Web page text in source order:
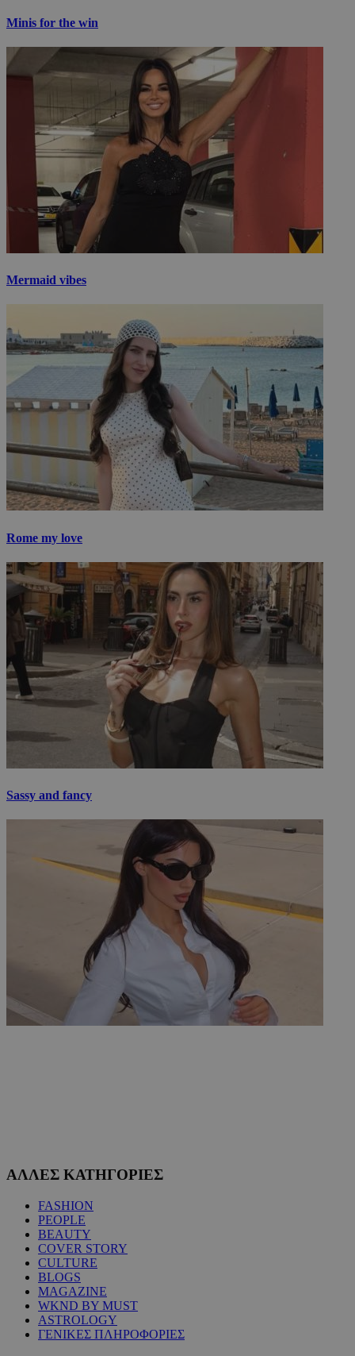
Minis for the win
Mermaid vibes
Rome my love
Sassy and fancy
ΑΛΛΕΣ ΚΑΤΗΓΟΡΙΕΣ
FASHION
PEOPLE
BEAUTY
COVER STORY
CULTURE
BLOGS
MAGAZINE
WKND BY MUST
ASTROLOGY
ΓΕΝΙΚΕΣ ΠΛΗΡΟΦΟΡΙΕΣ